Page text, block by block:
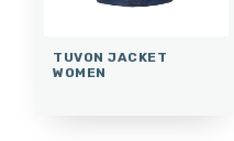
TUVON JACKET
WOMEN